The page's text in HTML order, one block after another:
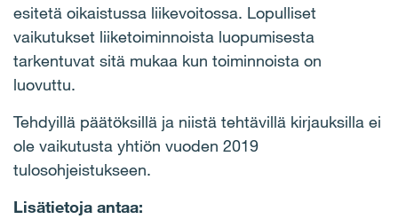
esitetä oikaistussa liikevoitossa. Lopulliset
vaikutukset liiketoiminnoista luopumisesta
tarkentuvat sitä mukaa kun toiminnoista on
luovuttu.
Tehdyillä päätöksillä ja niistä tehtävillä kirjauksilla ei
ole vaikutusta yhtiön vuoden 2019
tulosohjeistukseen.
Lisätietoja antaa: